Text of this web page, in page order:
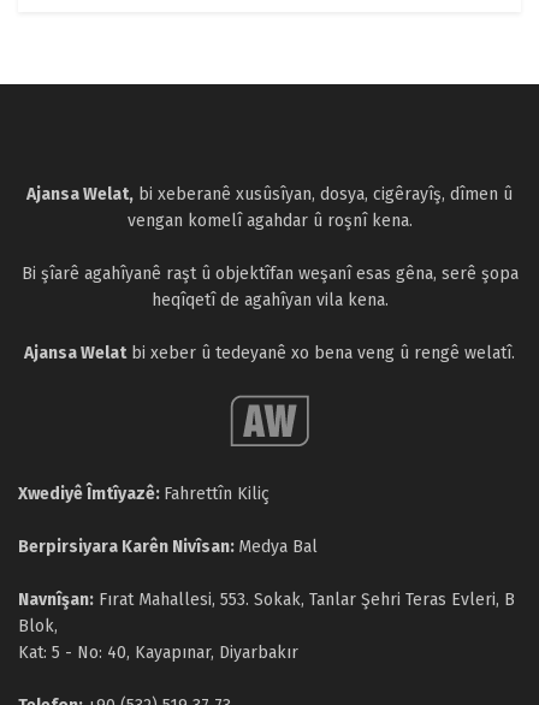
Ajansa Welat, bi xeberanê xusûsîyan, dosya, cigêrayîş, dîmen û
vengan komelî agahdar û roşnî kena.
Bi şîarê agahîyanê raşt û objektîfan weşanî esas gêna, serê şopa
heqîqetî de agahîyan vila kena.
Ajansa Welatbi xeber û tedeyanê xo bena veng û rengê welatî.
Xwediyê Îmtîyazê: Fahrettîn Kiliç
Berpirsiyara Karên Nivîsan: Medya Bal
Navnîşan: Fırat Mahallesi, 553. Sokak, Tanlar Şehri Teras Evleri, B
Blok,
Kat: 5 - No: 40, Kayapınar, Diyarbakır